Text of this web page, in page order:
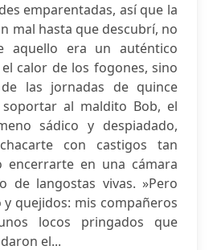
emparentadas, así que la
mal hasta que descubrí, no
aquello era un auténtico
calor de los fogones, sino
las jornadas de quince
al maldito Bob, el
sádico y despiadado,
con castigos tan
encerrarte en una cámara
de langostas vivas. »Pero
quejidos: mis compañeros
locos pringados que
el...